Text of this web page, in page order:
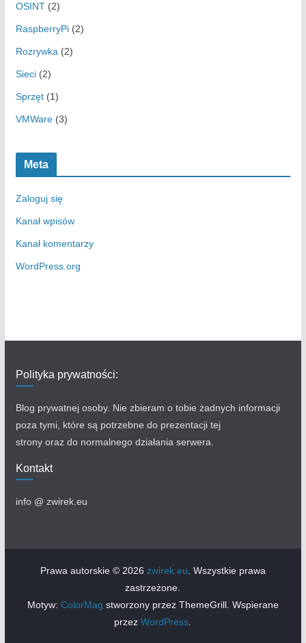
OSINT(2)
RaspberryPi(2)
Rozrywka (2)
Sieci(2)
Sprzęt(1)
VMWare(3)
Meta
Zaloguj się
Kanał wpisów
Kanał komentarzy
WordPress.org
Polityka prywatności:
Blog prywatnej osoby. Nie zbieram o tobie żadnych informacji
poza tymi, które są potrzebne do prezentacji tej
strony oraz do normalnego działania serwera.
Kontakt
info @ zwirek.eu​
Prawa autorskie © 2026 zwirek.eu . Wszystkie prawa
zastrzeżone.
Motyw: ColorMag stworzony przez ThemeGrill. Wspierane
przezWordPress